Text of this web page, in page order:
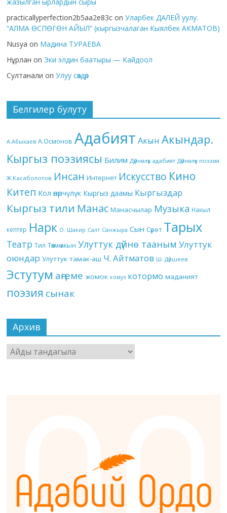
practicallyperfection2b5aa2e83c onУларбек ДАЛЕЙ уулу.
“АЛМА ӨСПӨГӨН АЙЫЛ” (кыргызчалаган Кыялбек АКМАТОВ)
Nusya on Мадина ТУРАЕВА
Нұрлан on Эки элдин баатыры — Кайдоол
Султанали onУлуу сөздөр
Белгилер булуту
А.Абыкаев А.Осмонов Адабият Акын Акындар.
Кыргыз поэзиясы Билим Дүйнөлүк адабият Дүйнөлүк поэзия
Ж.Касаболотов Инсан Интернет Искусство Кино
Китеп Кол өнөрчүлүк Кыргыз даамы Кыргыздар
Кыргыз тили Манас Манасчылар Музыка Накыл
кептер Нарк О. Шакир Салт Санжыра Сын Сүрөт Тарых
Театр Тил Төкмө акын Улуттук дүйнө тааным Улуттук
оюндар Улуттук тамак-аш Ч. Айтматов Ш. Дүйшеев
Эстутум аңгеме жомок комуз котормо маданият
поэзия сынак
Архив
Архив